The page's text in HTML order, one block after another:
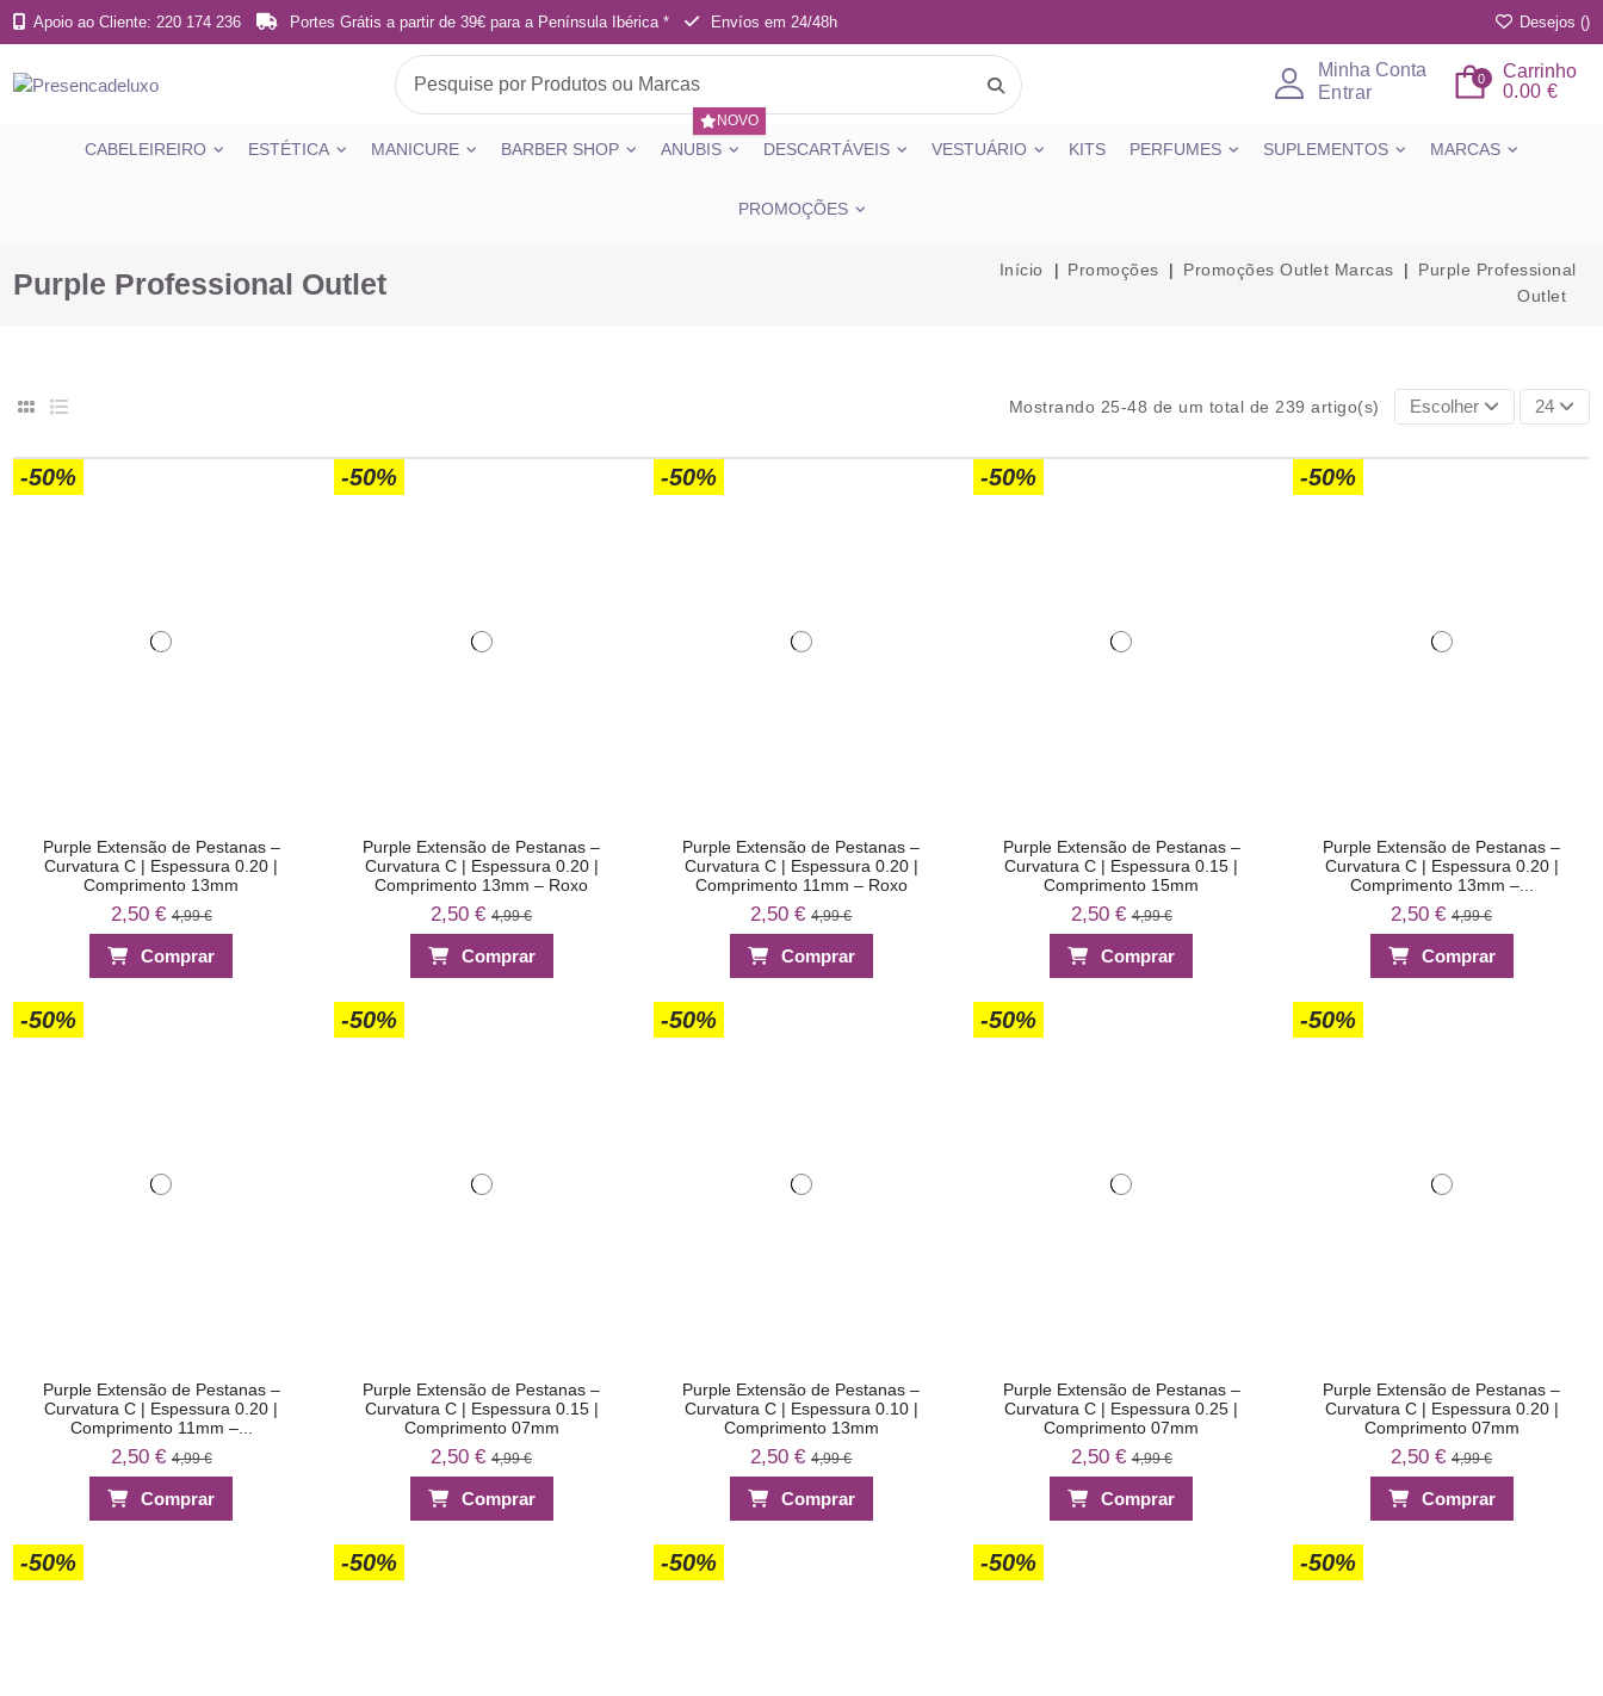
Apoio ao Cliente: 220 174 236 Portes Grátis a partir de 39€ para a Península Ibérica * Envíos em 24/48h Desejos ()
Minha Conta
Entrar
Carrinho
0
0.00 €
CABELEIREIRO ESTÉTICA MANICURE BARBER SHOP ANUBIS
NOVO
DESCARTÁVEIS VESTUÁRIO KITS PERFUMES SUPLEMENTOS MARCAS
PROMOÇÕES
Purple Professional Outlet Início Promoções Promoções Outlet Marcas
Purple Professional
Outlet
Mostrando 25-48 de um total de 239 artigo(s) Escolher 24
-50%
Purple Extensão de Pestanas –
Curvatura C | Espessura 0.20 |
Comprimento 13mm
2,50 € 4,99 €
Comprar
-50%
Purple Extensão de Pestanas –
Curvatura C | Espessura 0.20 |
Comprimento 13mm – Roxo
2,50 €4,99 €
Comprar
-50%
Purple Extensão de Pestanas –
Curvatura C | Espessura 0.20 |
Comprimento 11mm – Roxo
2,50 €4,99 €
Comprar
-50%
Purple Extensão de Pestanas –
Curvatura C | Espessura 0.15 |
Comprimento 15mm
2,50 €4,99 €
Comprar
-50%
Purple Extensão de Pestanas –
Curvatura C | Espessura 0.20 |
Comprimento 13mm –...
2,50 €4,99 €
Comprar
-50%
Purple Extensão de Pestanas –
Curvatura C | Espessura 0.20 |
Comprimento 11mm –...
2,50 € 4,99 €
Comprar
-50%
Purple Extensão de Pestanas –
Curvatura C | Espessura 0.15 |
Comprimento 07mm
2,50 €4,99 €
Comprar
-50%
Purple Extensão de Pestanas –
Curvatura C | Espessura 0.10 |
Comprimento 13mm
2,50 €4,99 €
Comprar
-50%
Purple Extensão de Pestanas –
Curvatura C | Espessura 0.25 |
Comprimento 07mm
2,50 €4,99 €
Comprar
-50%
Purple Extensão de Pestanas –
Curvatura C | Espessura 0.20 |
Comprimento 07mm
2,50 €4,99 €
Comprar
-50% -50% -50% -50% -50%